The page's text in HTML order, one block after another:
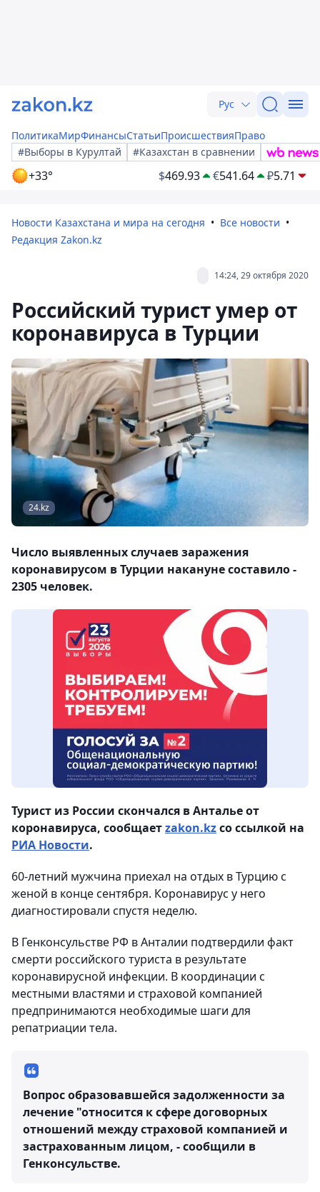
Рус
ПолитикаМирФинансыСтатьиПроисшествияПраво
#Выборы в Курултай
#Казахстан в сравнении
+33° $469.93 €541.64 ₽5.71
Новости Казахстана и мира на сегодня
Все новости
Редакция Zakon.kz
14:24, 29 октября 2020
Российский турист умер от
коронавируса в Турции
24.kz
Число выявленных случаев заражения
коронавирусом в Турции накануне составило -
2305 человек.
Турист из России скончался в Анталье от
коронавируса, сообщаетzakon.kzсо ссылкой на
РИА Новости.
60-летний мужчина приехал на отдых в Турцию с
женой в конце сентября. Коронавирус у него
диагностировали спустя неделю.
В Генконсульстве РФ в Анталии подтвердили факт
смерти российского туриста в результате
коронавирусной инфекции. В координации с
местными властями и страховой компанией
предпринимаются необходимые шаги для
репатриации тела.
Вопрос образовавшейся задолженности за
лечение "относится к сфере договорных
отношений между страховой компанией и
застрахованным лицом, - сообщили в
Генконсульстве.